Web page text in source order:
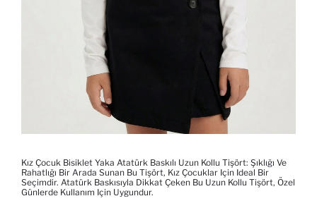
Kız Çocuk Bisiklet Yaka Atatürk Baskılı Uzun Kollu Tişört: Şıklığı Ve
Rahatlığı Bir Arada Sunan Bu Tişört, Kız Çocuklar Için Ideal Bir
Seçimdir. Atatürk Baskısıyla Dikkat Çeken Bu Uzun Kollu Tişört, Özel
Günlerde Kullanım Için Uygundur.